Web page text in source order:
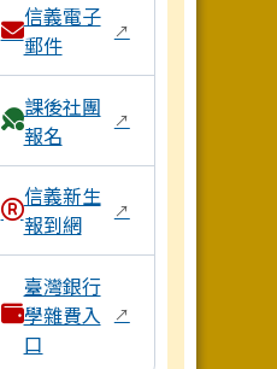
信義電子
郵件
↗
課後社團
報名
↗
信義新生
報到網
↗
臺灣銀行
學雜費入
口
↗